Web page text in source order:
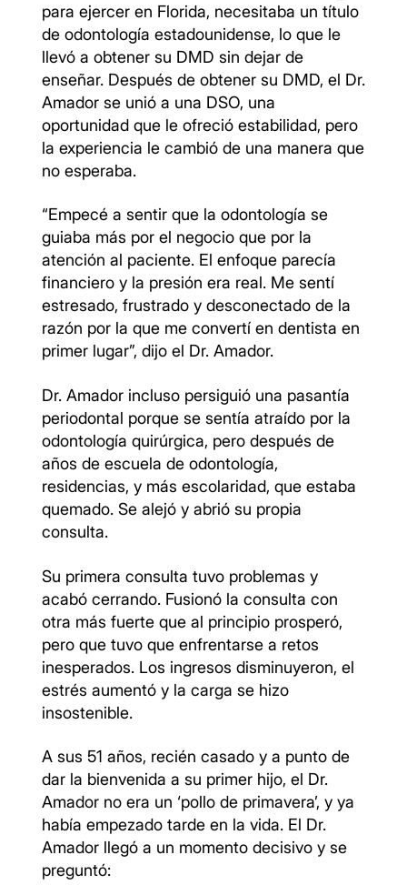
para ejercer en Florida, necesitaba un título
de odontología estadounidense, lo que le
llevó a obtener su DMD sin dejar de
enseñar. Después de obtener su DMD, el Dr.
Amador se unió a una DSO, una
oportunidad que le ofreció estabilidad, pero
la experiencia le cambió de una manera que
no esperaba.
“Empecé a sentir que la odontología se
guiaba más por el negocio que por la
atención al paciente. El enfoque parecía
financiero y la presión era real. Me sentí
estresado, frustrado y desconectado de la
razón por la que me convertí en dentista en
primer lugar”, dijo el Dr. Amador.
Dr. Amador incluso persiguió una pasantía
periodontal porque se sentía atraído por la
odontología quirúrgica, pero después de
años de escuela de odontología,
residencias, y más escolaridad, que estaba
quemado. Se alejó y abrió su propia
consulta.
Su primera consulta tuvo problemas y
acabó cerrando. Fusionó la consulta con
otra más fuerte que al principio prosperó,
pero que tuvo que enfrentarse a retos
inesperados. Los ingresos disminuyeron, el
estrés aumentó y la carga se hizo
insostenible.
A sus 51 años, recién casado y a punto de
dar la bienvenida a su primer hijo, el Dr.
Amador no era un ‘pollo de primavera’, y ya
había empezado tarde en la vida. El Dr.
Amador llegó a un momento decisivo y se
preguntó: